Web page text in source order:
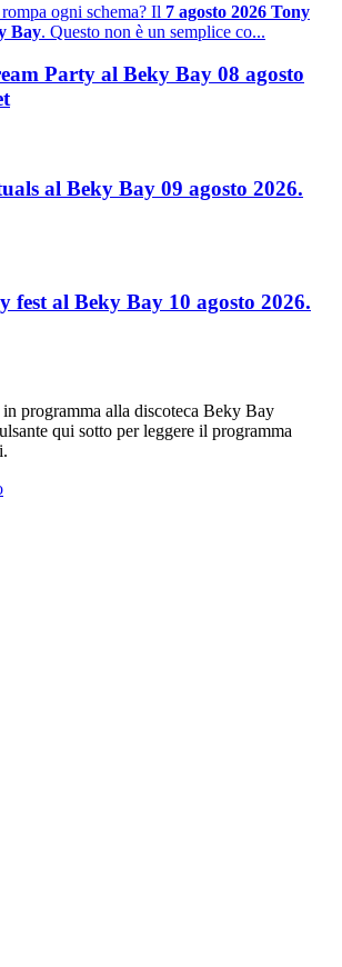
ogni schema? Il 7 agosto 2026 Tony
Bay. Questo non è un semplice co...
Party al Beky Bay 08 agosto
al Beky Bay 09 agosto 2026.
fest al Beky Bay 10 agosto 2026.
programma alla discoteca Beky Bay
qui sotto per leggere il programma